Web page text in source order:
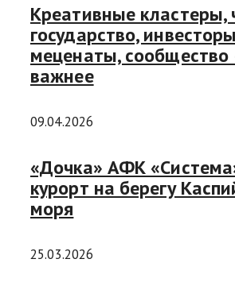
Креативные кластеры,
государство,
меценаты, сообщество
важнее
09.04.2026
«Дочка» АФК
курорт на берегу
моря
25.03.2026